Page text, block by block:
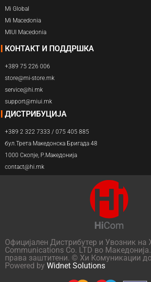
Mi Global
Mi Macedonia
MIUI Macedonia
КОНТАКТ И ПОДДРШКА
+389 75 226 006
store@mi-store.mk
service@hi.mk
support@miui.mk
ДИСТРИБУЦИЈА
+389 2 322 7333 / 075 405 885
бул.Трета Македонска Бригада 48
1000 Скопје, Р.Македонија
contact@hi.mk
Официјален Дистрибутер и Увозник на
Communications Co. LTD во
права заштитени. © Хи Комуникации
Powered by Widnet Solutions